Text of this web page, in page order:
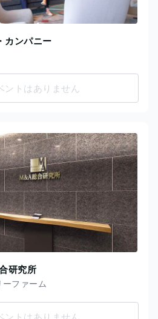
カンパニー
ントはありません
研究所
ファーム
ントはありません